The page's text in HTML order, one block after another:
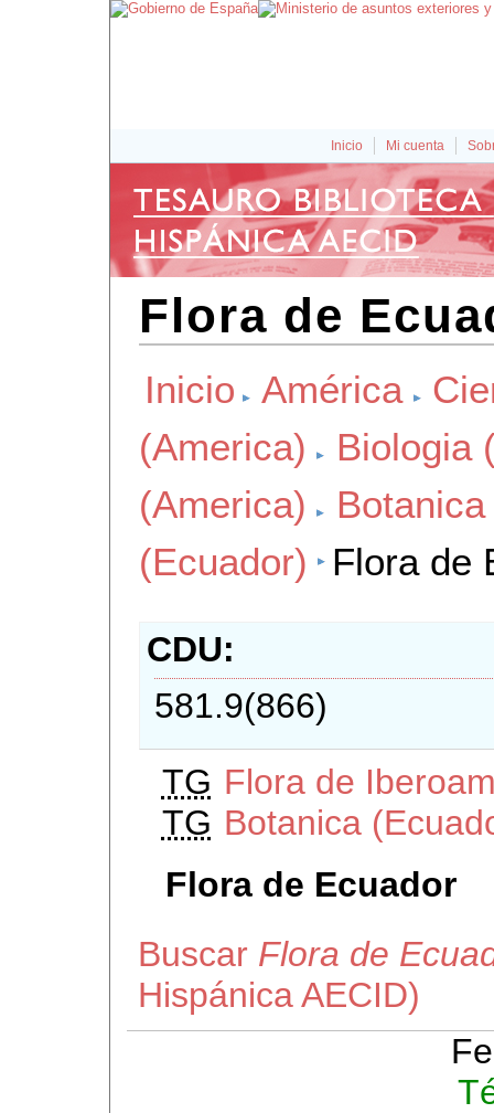
Inicio Mi cuenta
Flora de
Inicio América
(America)
Biologia
(America)
(Ecuador)
Flora de
CDU
581.9(866)
TG Flora de
TG Botanica
Flora de Ecuador
Buscar Flora de
Hispánica AECID)